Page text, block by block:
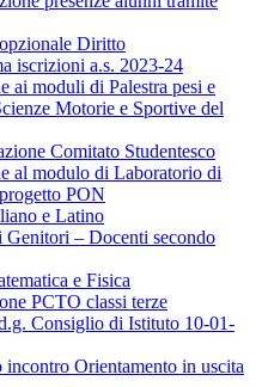
Diritto
iscrizioni a.s. 2023-24
ai moduli di Palestra pesi e
Motorie e Sportive del
Comitato Studentesco
al modulo di Laboratorio di
PON
e Latino
– Docenti secondo
e Fisica
PCTO classi terze
Consiglio di Istituto 10-01-
Orientamento in uscita